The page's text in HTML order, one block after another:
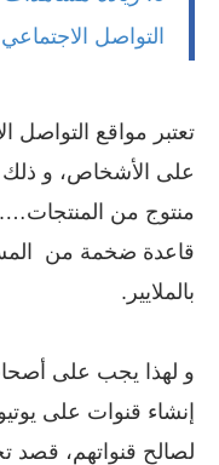
التواصل الاجتماعي
تعتبر مواقع التواصل
على الأشخاص، و ذلك
منتوج من
قاعدة ضخمة من
بالملايير.
و لهذا يجب على
إنشاء قنوات على